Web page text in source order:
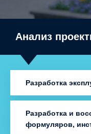
Анализ
Разработка
Разработка и
формуляров,